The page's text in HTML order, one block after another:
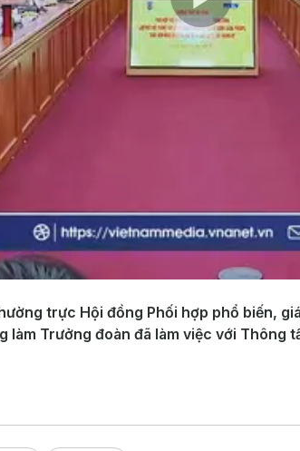
Play
trực Hội đồng Phối hợp phổ biến,
Trưởng đoàn đã làm việc với Thông